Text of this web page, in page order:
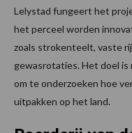
Lelystad fungeert het
het perceel worden
zoals strokenteelt, vaste
gewasrotaties. Het doel is
om te onderzoeken hoe
uitpakken op het land.